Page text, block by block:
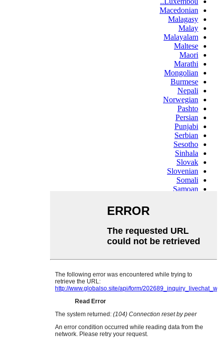
Macedonian
Malagasy
Malay
Malayalam
Maltese
Maori
Marathi
Mongolian
Burmese
Nepali
Norwegian
Pashto
Persian
Punjabi
Serbian
Sesotho
Sinhala
Slovak
Slovenian
Somali
Samoan
Swahili
Tajik
Telugu
Ukrainian
Urdu
Welsh
Xhosa
Yiddish